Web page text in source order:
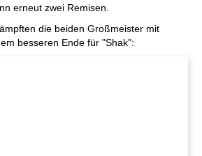
erneut zwei Remisen.
die beiden Großmeister mit
besseren Ende für "Shak":